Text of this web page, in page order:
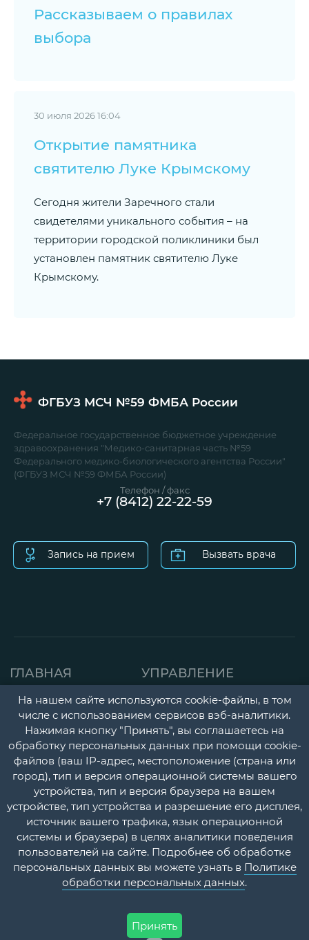
Рассказываем о правилах
выбора
30 июля 2026 16:04
Открытие памятника
святителю Луке Крымскому
Сегодня жители Заречного стали
свидетелями уникального события – на
территории городской поликлиники был
установлен памятник святителю Луке
Крымскому.
ФГБУЗ МСЧ №59 ФМБА России
Федеральное государственное бюджетное учреждение
здравоохранения "Медико-санитарная часть №59
Федерального медико-биологического агентства России"
(ФГБУЗ МСЧ №59 ФМБА России)
ГЛАВНАЯ
О НАС
НОВОСТИ
ДОКУМЕНТЫ
УЧЕТНАЯ
ПОЛИТИКА
КОНТАКТЫ
ВОПРОС-
ОТВЕТ
УПРАВЛЕНИЕ
ДЕТСКАЯ
ГОРОДСКАЯ
ПОЛИКЛИНИКА
ПЕРИНАТАЛЬНЫЙ
И НАРКОЛОГИЧЕСКИЙ
ДИСПАНСЕРЫ
СТАЦИОНАР
ПЛАТНЫЕ
Запись на прием Вызвать врача
Телефон / факс
+7 (8412) 22-22-59
На нашем сайте используются cookie-файлы, в том
числе с использованием сервисов вэб-аналитики.
Нажимая кнопку "Принять", вы соглашаетесь на
обработку персональных данных при помощи cookie-
файлов (ваш IP-адрес, местоположение (страна или
город), тип и версия операционной системы вашего
устройства, тип и версия браузера на вашем
устройстве, тип устройства и разрешение его дисплея,
источник вашего трафика, язык операционной
системы и браузера) в целях аналитики поведения
пользователей на сайте. Подробнее об обработке
персональных данных вы можете узнать в Политике
обработки персональных данных
Принять